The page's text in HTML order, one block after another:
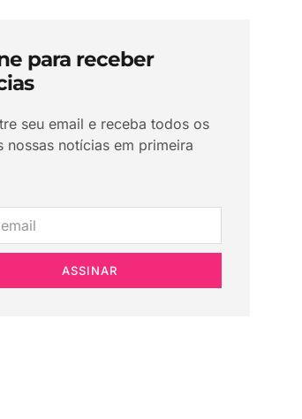
para receber
seu email e receba todos os
nossas notícias em primeira
ASSINAR